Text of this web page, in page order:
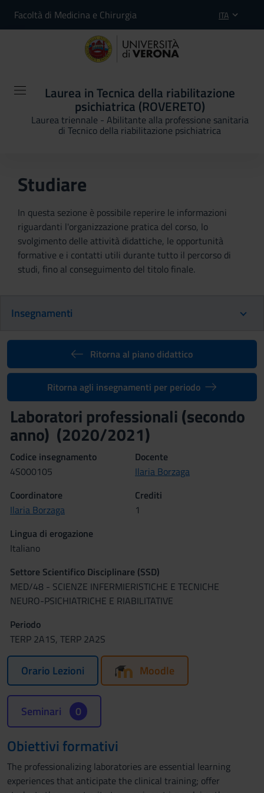
Facoltà di Medicina e Chirurgia ITA
Laurea in Tecnica della riabilitazione
psichiatrica (ROVERETO)
Laurea triennale - Abilitante alla professione sanitaria
di Tecnico della riabilitazione psichiatrica
Studiare
In questa sezione è possibile reperire le informazioni
riguardanti l'organizzazione pratica del corso, lo
svolgimento delle attività didattiche, le opportunità
formative e i contatti utili durante tutto il percorso di
studi, fino al conseguimento del titolo finale.
Insegnamenti
Ritorna al piano didattico
Ritorna agli insegnamenti per periodo
Laboratori professionali (secondo
anno) (2020/2021)
Codice insegnamento
4S000105
Docente
Ilaria Borzaga
Coordinatore
Ilaria Borzaga
Crediti
1
Lingua di erogazione
Italiano
Settore Scientifico Disciplinare (SSD)
MED/48 - SCIENZE INFERMIERISTICHE E TECNICHE
NEURO-PSICHIATRICHE E RIABILITATIVE
Periodo
TERP 2A1S, TERP 2A2S
Orario Lezioni Moodle
Seminari 0
Obiettivi formativi
The professionalizing laboratories are essential learning
experiences that anticipate the clinical training; offer